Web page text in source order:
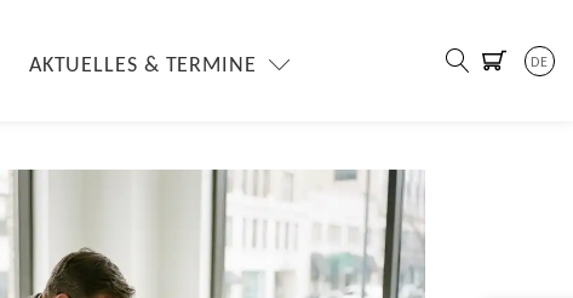
AKTUELLES & TERMINE DE